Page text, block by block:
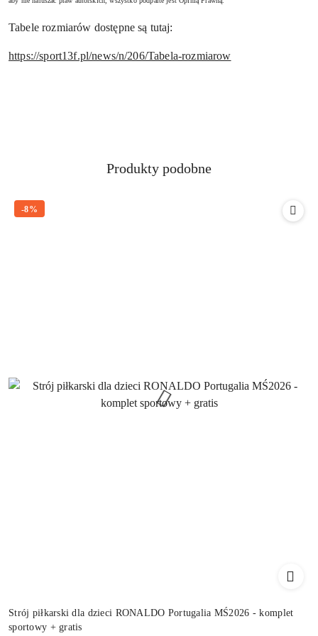
Tabele rozmiarów dostępne są tutaj:
https://sport13f.pl/news/n/206/Tabela-rozmiarow
Pomiń karuzelę produktów
Produkty
Produkty podobne
Strój piłkarski dla dzieci RONALDO Portugalia MŚ2026 - komplet
sportowy + gratis
-8%